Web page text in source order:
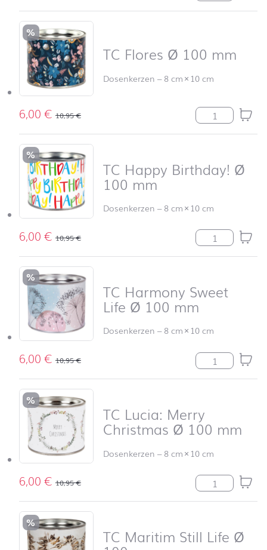
%
TC Flores Ø 100 mm
Dosenkerzen –8 cm× 10 cm
6,00€ 10,95€ TC Flores Ø
%
TC Happy Birthday! Ø
100 mm
Dosenkerzen –8 cm× 10 cm
6,00€ 10,95€ TC Happy
%
TC Harmony Sweet
Life Ø 100 mm
Dosenkerzen –8 cm× 10 cm
6,00€ 10,95€ TC Harmony
%
TC Lucia: Merry
Christmas Ø 100 mm
Dosenkerzen –8 cm× 10 cm
6,00€ 10,95€ TC Lucia:
%
TC Maritim Still Life Ø